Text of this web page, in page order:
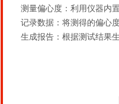
测量偏心度：利用仪器内
记录数据：将测得的偏心
生成报告：根据测试结果